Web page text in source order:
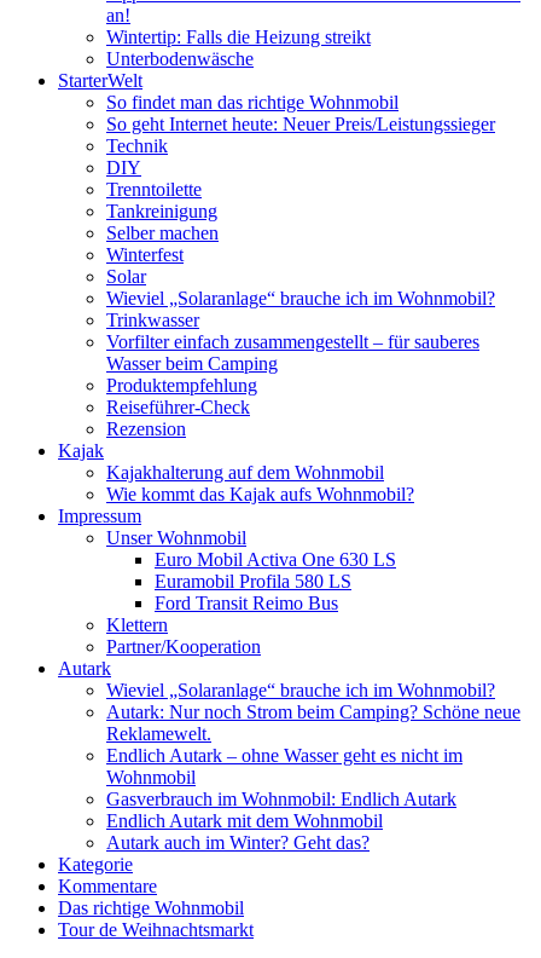
an!
Wintertip: Falls die Heizung streikt
Unterbodenwäsche
StarterWelt
So findet man das richtige Wohnmobil
So geht Internet heute: Neuer Preis/Leistungssieger
Technik
DIY
Trenntoilette
Tankreinigung
Selber machen
Winterfest
Solar
Wieviel „Solaranlage“ brauche ich im Wohnmobil?
Trinkwasser
Vorfilter einfach zusammengestellt – für sauberes
Wasser beim Camping
Produktempfehlung
Reiseführer-Check
Rezension
Kajak
Kajakhalterung auf dem Wohnmobil
Wie kommt das Kajak aufs Wohnmobil?
Impressum
Unser Wohnmobil
Euro Mobil Activa One 630 LS
Euramobil Profila 580 LS
Ford Transit Reimo Bus
Klettern
Partner/Kooperation
Autark
Wieviel „Solaranlage“ brauche ich im Wohnmobil?
Autark: Nur noch Strom beim Camping? Schöne neue
Reklamewelt.
Endlich Autark – ohne Wasser geht es nicht im
Wohnmobil
Gasverbrauch im Wohnmobil: Endlich Autark
Endlich Autark mit dem Wohnmobil
Autark auch im Winter? Geht das?
Kategorie
Kommentare
Das richtige Wohnmobil
Tour de Weihnachtsmarkt